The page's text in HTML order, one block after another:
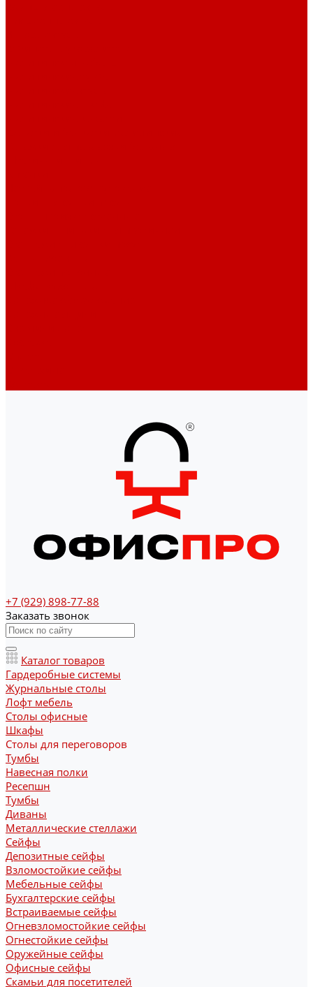
+7 (929) 898-77-88
Заказать звонок
Каталог товаров
Гардеробные системы
Журнальные столы
Лофт мебель
Столы офисные
Шкафы
Столы для переговоров
Тумбы
Навесная полки
Ресепшн
Тумбы
Диваны
Металлические стеллажи
Сейфы
Депозитные сейфы
Взломостойкие сейфы
Мебельные сейфы
Бухгалтерские сейфы
Встраиваемые сейфы
Огневзломостойкие сейфы
Огнестойкие сейфы
Оружейные сейфы
Офисные сейфы
Скамьи для посетителей